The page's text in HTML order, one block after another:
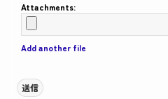
Attachments:
Add another file
送信